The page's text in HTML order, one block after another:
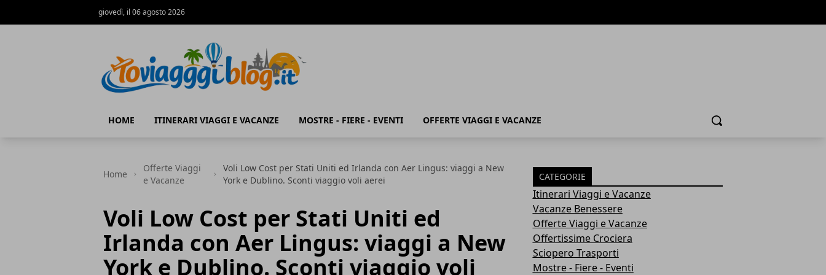
giovedì, il 06 agosto 2026
HOME ITINERARI VIAGGI E VACANZE MOSTRE - FIERE - EVENTI OFFERTE VIAGGI E VACANZE Cerca
Home
Offerte Viaggi
e Vacanze
Voli Low Cost per Stati Uniti ed Irlanda con Aer Lingus: viaggi a New
York e Dublino. Sconti viaggio voli aerei
Voli Low Cost per Stati Uniti ed
Irlanda con Aer Lingus: viaggi a New
York e Dublino. Sconti viaggio voli
CATEGORIE
Itinerari Viaggi e Vacanze
Vacanze Benessere
Offerte Viaggi e Vacanze
Offertissime Crociera
Sciopero Trasporti
Mostre - Fiere - Eventi